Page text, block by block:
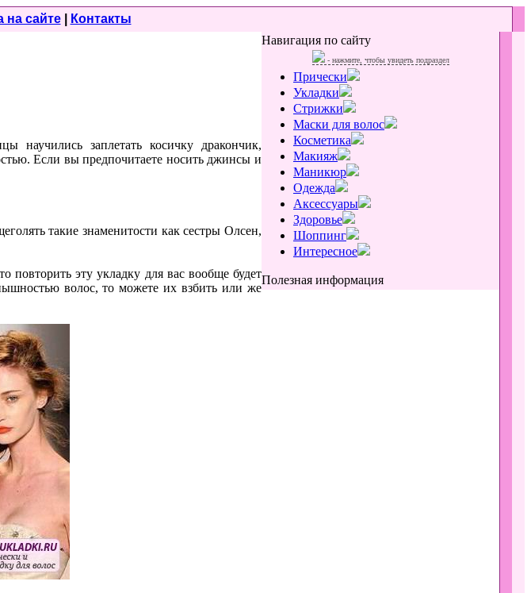
на сайте| Контакты
научились заплетать косичку дракончик,
Если вы предпочитаете носить джинсы и
такие знаменитости как сестры Олсен,
повторить эту укладку для вас вообще будет
волос, то можете их взбить или же
Навигация по сайту
- нажмите, чтобы увидеть подраздел
Прически
Укладки
Стрижки
Маски для волос
Косметика
Макияж
Маникюр
Одежда
Аксессуары
Здоровье
Шоппинг
Интересное
Полезная информация